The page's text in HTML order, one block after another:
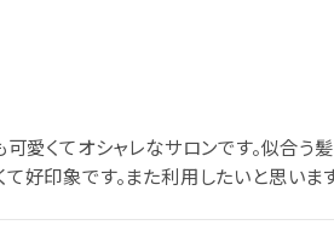
愛くてオシャレなサロンです。似合う
好印象です。また利用したいと思います